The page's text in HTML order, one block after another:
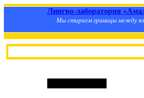
Лингво-лаборатория
Мы стираем границы между